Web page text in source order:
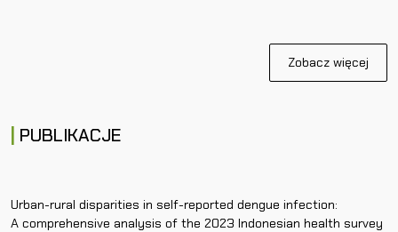
Zobacz więcej
PUBLIKACJE
Urban-rural disparities in self-reported dengue infection:
A comprehensive analysis of the 2023 Indonesian health survey